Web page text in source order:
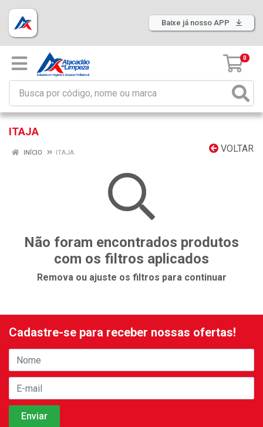
Baixe já nosso APP
0
ITAJA
VOLTAR
INÍCIO ITAJA
Não foram encontrados produtos
com os filtros aplicados
Remova ou ajuste os filtros para continuar
Cadastre-se para receber nossas ofertas!